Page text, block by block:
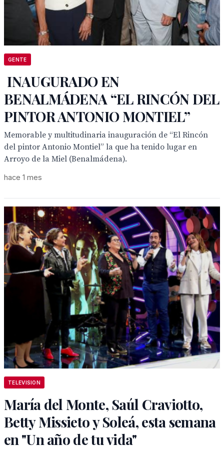
GENTE
INAUGURADO EN
BENALMÁDENA “EL RINCÓN DEL
PINTOR ANTONIO MONTIEL”
Memorable y multitudinaria inauguración de “El Rincón
del pintor Antonio Montiel” la que ha tenido lugar en
Arroyo de la Miel (Benalmádena).
hace 1 mes
TELEVISION
María del Monte, Saúl Craviotto,
Betty Missieto y Soleá, esta semana
en "Un año de tu vida"